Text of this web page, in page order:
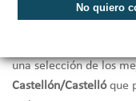
No quiero
Castellón/
una selección de los
Castellón/Castellóque